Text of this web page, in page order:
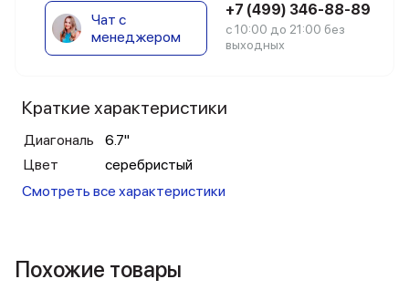
Чат с
менеджером
+7 (499) 346-88-89
с 10:00 до 21:00 без
выходных
Краткие характеристики
Диагональ
6.7"
Цвет
серебристый
Смотреть все характеристики
Похожие товары